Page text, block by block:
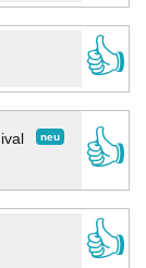
👍
neu
👍
👍